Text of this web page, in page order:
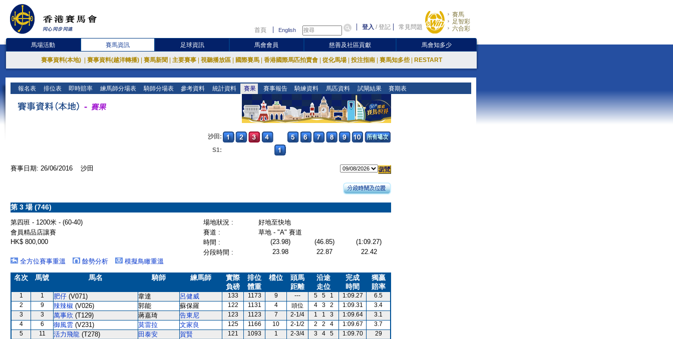
首頁 English 登入 /登記 常見問題
賽馬
足智彩
六合彩
馬場活動 賽馬資訊 足球資訊 馬會會員 慈善及社區貢獻 馬會知多少
賽事資料(本地) 賽事資料(越洋轉播) 賽馬新聞 主要賽事 視聽播放區 國際賽馬 香港國際馬匹拍賣會 從化馬場 投注指南 賽馬知多些 RESTART
報名表 排位表 即時賠率 練馬師分場表 騎師分場表 參考資料 統計資料 賽果 賽事報告 騎練資料 馬匹資料 試閘結果 賽期表
沙田:
S1:
賽事日期: 26/06/2016 沙田
第 3 場 (746)
第四班 - 1200米 - (60-40) 場地狀況 :
好地至快地
會員精品店讓賽
賽道 :
草地 - "A" 賽道
HK$ 800,000
時間 : (23.98) (46.85)
(1:09.27)
分段時間 :
23.98 22.87
22.42
全方位賽事重溫
餘勢分析 模擬鳥瞰重溫
名次 馬號 馬名 騎師 練馬師
實際
負磅
排位
體重
檔位
頭馬
距離
沿途
走位
完成
時間
獨贏
賠率
1 1 肥仔 (V071) 韋達 呂健威 133 1173 9 --- 5 5 1 1:09.27
6.5
2
9 辣辣椒 (V026) 郭能 蘇保羅 122 1131 4 頭位 4 3 2 1:09.31
3.4
3
3 萬事欣 (T129) 蔣嘉琦 告東尼 123 1123 7 2-1/4 1 1 3 1:09.64
3.1
4
6 御風雲 (V231) 莫雷拉 文家良 125 1166 10 2-1/2 2 2 4 1:09.67
3.7
5
11 活力飛龍 (T278) 田泰安 賀賢 121 1093 1 2-3/4 3 4 5 1:09.70
29